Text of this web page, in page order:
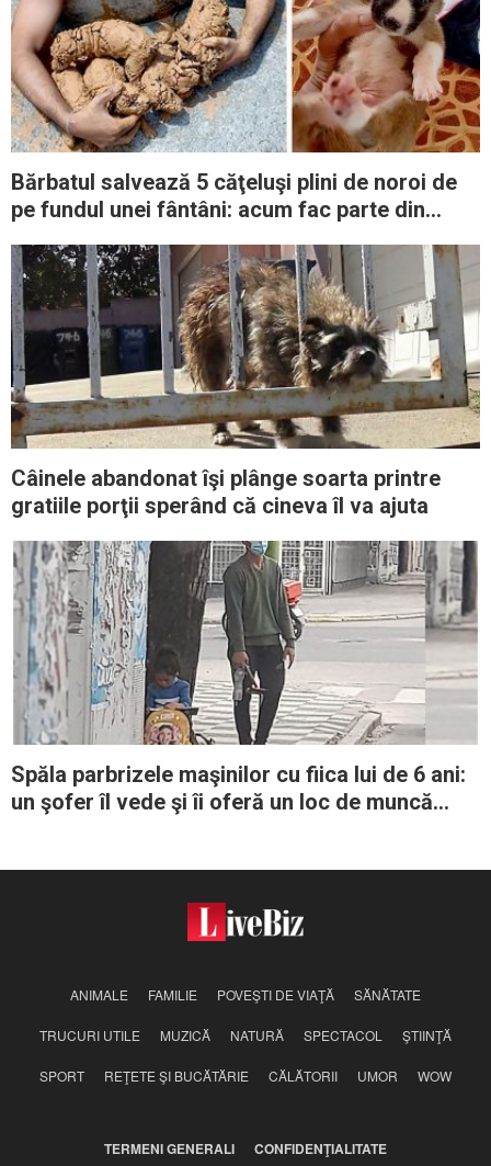
Bărbatul salvează 5 căţeluşi plini de noroi de
pe fundul unei fântâni: acum fac parte din
Câinele abandonat îşi plânge soarta printre
gratiile porţii sperând că cineva îl va ajuta
Spăla parbrizele maşinilor cu fiica lui de 6 ani:
un şofer îl vede şi îi oferă un loc de muncă
ANIMALE FAMILIE POVEŞTI DE VIAŢĂ SĂNĂTATE
TRUCURI UTILE MUZICĂ NATURĂ SPECTACOL ŞTIINŢĂ
SPORT REŢETE ŞI BUCĂTĂRIE CĂLĂTORII UMOR WOW
TERMENI GENERALI CONFIDENŢIALITATE